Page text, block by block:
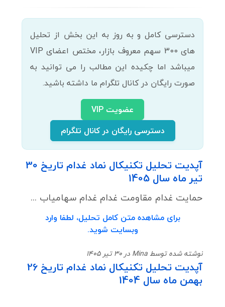
دسترسی کامل و به روز به این بخش از تحلیل
های 300 سهم معروف بازار، مختص اعضای VIP
میباشد اما چکیده این مطالب را می توانید به
صورت رایگان در کانال تلگرام ما داشته باشید.
عضویت VIP
دسترسی رایگان در کانال تلگرام
آپدیت تحلیل تکنیکال نماد غدام تاریخ 30
تیر ماه سال 1405
حمایت غدام مقاومت غدام غدام سهامیاب ...
برای مشاهده متن کامل تحلیل، لطفا وارد
وبسایت شوید.
نوشته شده توسط Mina در 30 تیر 1405
آپدیت تحلیل تکنیکال نماد غدام تاریخ 26
بهمن ماه سال 1404